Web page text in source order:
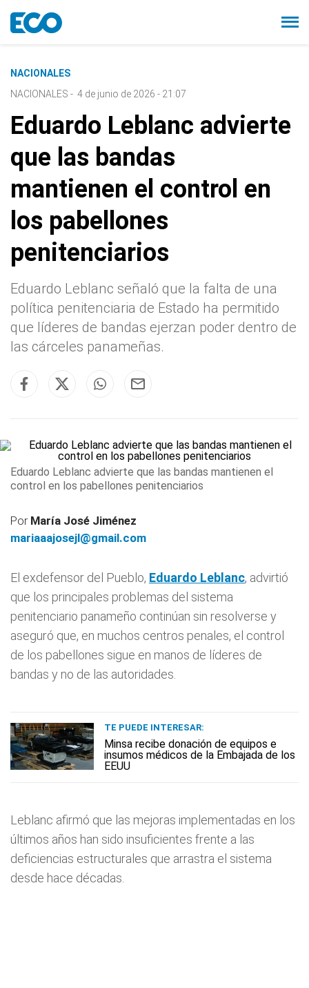
NACIONALES
NACIONALES - 4 de junio de 2026 - 21:07
Eduardo Leblanc advierte
que las bandas
mantienen el control en
los pabellones
penitenciarios
Eduardo Leblanc señaló que la falta de una
política penitenciaria de Estado ha permitido
que líderes de bandas ejerzan poder dentro de
las cárceles panameñas.
Eduardo Leblanc advierte que las bandas mantienen el
control en los pabellones penitenciarios
Por María José Jiménez
mariaaajosejl@gmail.com
El exdefensor del Pueblo, Eduardo Leblanc, advirtió
que los principales problemas del sistema
penitenciario panameño continúan sin resolverse y
aseguró que, en muchos centros penales, el control
de los pabellones sigue en manos de líderes de
bandas y no de las autoridades.
TE PUEDE INTERESAR:
Minsa recibe donación de equipos e
insumos médicos de la Embajada de los
EEUU
Leblanc afirmó que las mejoras implementadas en los
últimos años han sido insuficientes frente a las
deficiencias estructurales que arrastra el sistema
desde hace décadas.